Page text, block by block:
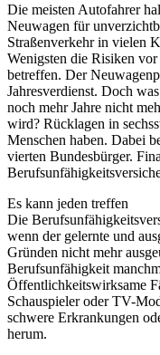
Die meisten Autofahrer
Neuwagen für
Straßenverkehr in vielen
Wenigsten die Risiken
betreffen. Der
Jahresverdienst. Doch
noch mehr Jahre nicht
wird? Rücklagen in
Menschen haben. Dabei
vierten Bundesbürger.
Es kann jeden treffen
Die
wenn der gelernte und
Gründen nicht mehr
Berufsunfähigkeit
Öffentlichkeitswirksame
Schauspieler oder TV-
schwere Erkrankungen
herum.